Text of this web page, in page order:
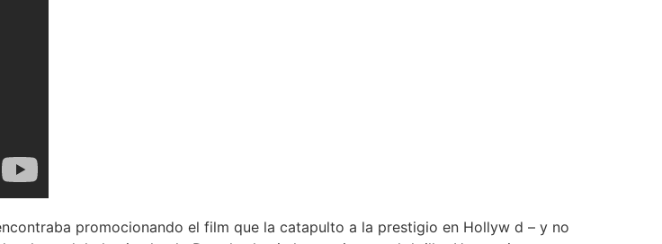
promocionando el film que la catapulto a la prestigio en Hollyw d – y no